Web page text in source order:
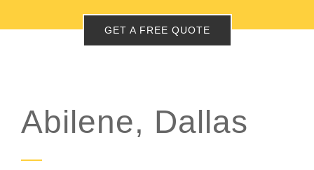
GET A FREE QUOTE
Abilene, Dallas